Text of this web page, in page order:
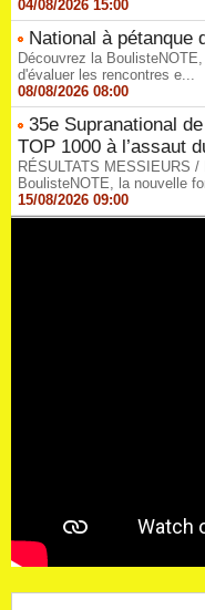
04/08/2026 15:00
National à pétanque
Découvrez la
d'évaluer les rencontres e...
08/08/2026 08:00
35e Supranational
TOP 1000 à l’assaut
RÉSULTATS MESSIEURS
BoulisteNOTE, la nouvelle
15/08/2026 09:00